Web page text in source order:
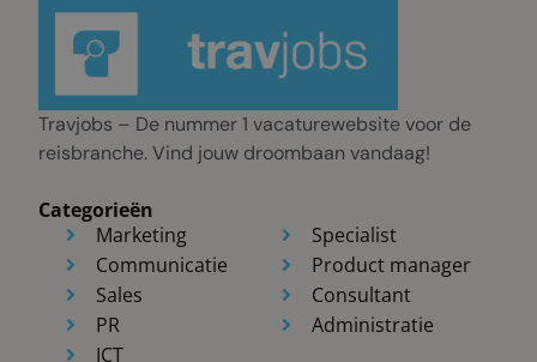
Travjobs – De nummer 1 vacaturewebsite voor de
reisbranche. Vind jouw droombaan vandaag!
Categorieën
Marketing
Communicatie
Sales
PR
ICT
Specialist
Product manager
Consultant
Administratie